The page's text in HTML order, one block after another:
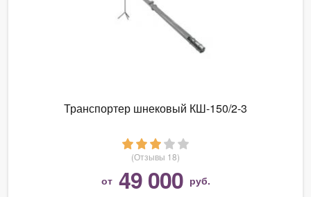
Транспортер шнековый КШ-150/2-3
(Отзывы 18)
от 49 000 руб.